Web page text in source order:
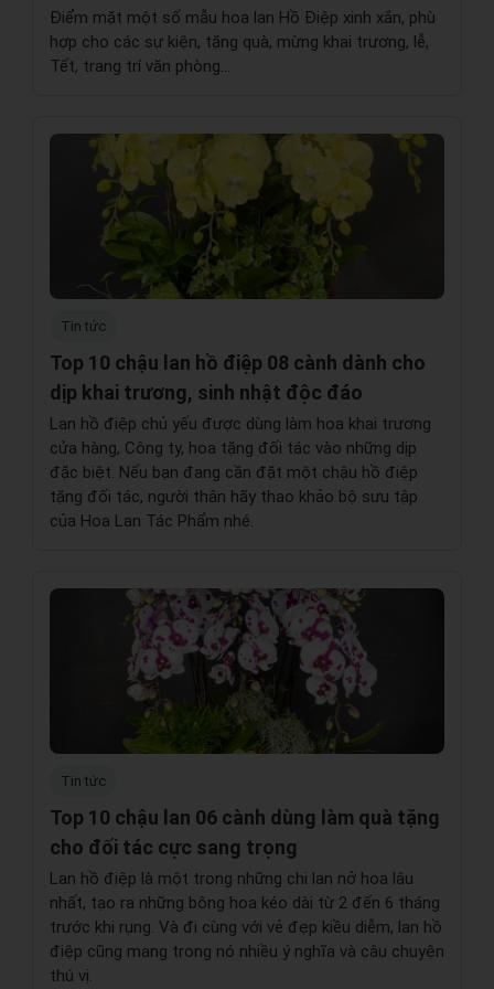
Điểm mặt một số mẫu hoa lan Hồ Điệp xinh xắn, phù
hợp cho các sự kiện, tặng quà, mừng khai trương, lễ,
Tết, trang trí văn phòng...
Tin tức
Top 10 chậu lan hồ điệp 08 cành dành cho
dịp khai trương, sinh nhật độc đáo
Lan hồ điệp chủ yếu được dùng làm hoa khai trương
cửa hàng, Công ty, hoa tặng đối tác vào những dịp
đặc biệt. Nếu bạn đang cần đặt một chậu hồ điệp
tặng đối tác, người thân hãy thao khảo bộ sưu tập
của Hoa Lan Tác Phẩm nhé.
Tin tức
Top 10 chậu lan 06 cành dùng làm quà tặng
cho đối tác cực sang trọng
Lan hồ điệp là một trong những chi lan nở hoa lâu
nhất, tạo ra những bông hoa kéo dài từ 2 đến 6 tháng
trước khi rụng. Và đi cùng với vẻ đẹp kiều diễm, lan hồ
điệp cũng mang trong nó nhiều ý nghĩa và câu chuyện
thú vị.